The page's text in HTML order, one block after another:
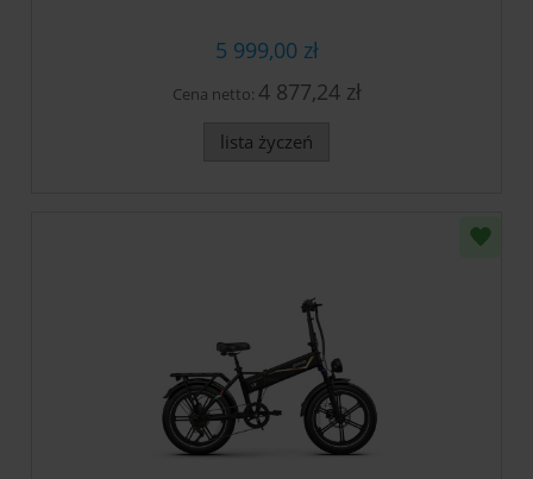
5 999,00 zł
Cena netto: 4 877,24 zł
lista życzeń